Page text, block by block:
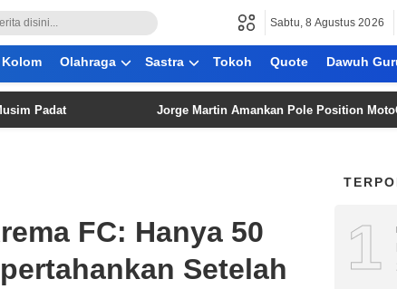
Sabtu, 8 Agustus 2026
Kolom Olahraga Sastra Tokoh Quote Dawuh
Jorge Martin Amankan Pole Position MotoGP
FC: Hanya 50
Setelah
1